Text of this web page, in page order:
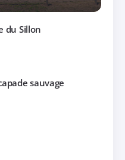
du Sillon
sauvage